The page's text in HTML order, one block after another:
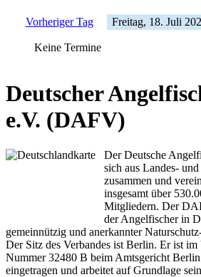
Vorheriger Tag Freitag, 18. Juli
Keine Termine
Deutscher
e.V. (DAFV)
Der Deutsche
sich aus Landes-
zusammen und
insgesamt über
Mitgliedern. Der
der Angelfischer in
gemeinnützig und anerkannter
Der Sitz des Verbandes ist Berlin. Er ist im
Nummer 32480 B beim Amtsgericht
eingetragen und arbeitet auf Grundlage